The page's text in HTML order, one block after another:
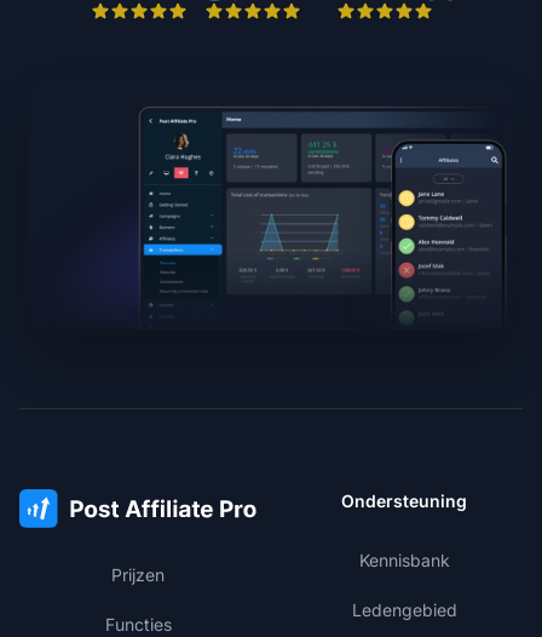
Prijzen
Functies
Ondersteuning
Kennisbank
Ledengebied